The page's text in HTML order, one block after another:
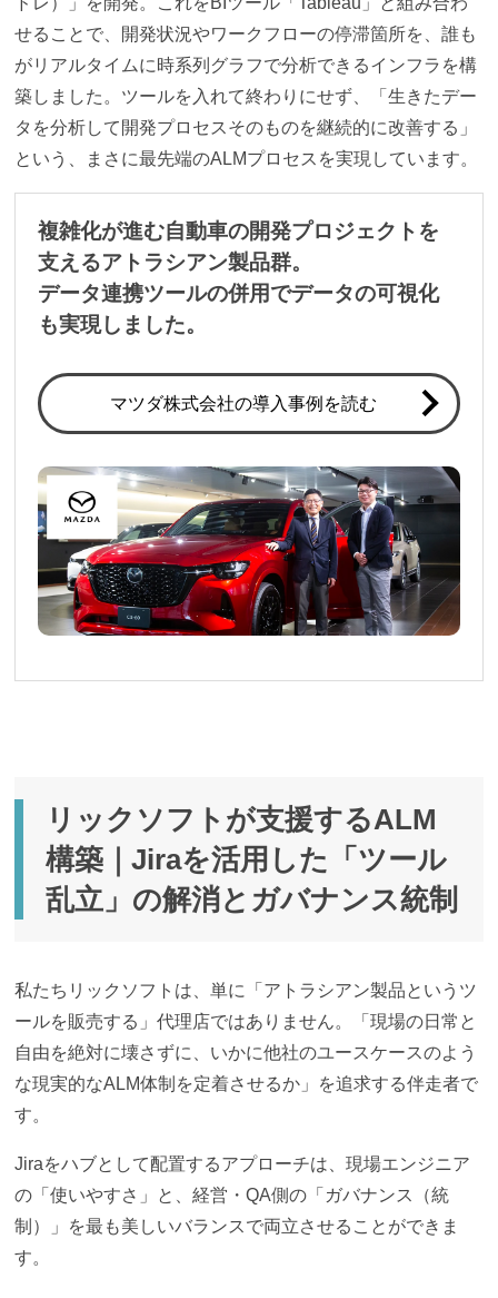
せることで、開発状況やワークフローの停滞箇所を、誰も
がリアルタイムに時系列グラフで分析できるインフラを構
築しました。ツールを入れて終わりにせず、「生きたデー
タを分析して開発プロセスそのものを継続的に改善する」
という、まさに最先端のALMプロセスを実現しています。
複雑化が進む自動車の開発プロジェクトを
支えるアトラシアン製品群。
データ連携ツールの併用でデータの可視化
も実現しました。
マツダ株式会社の導入事例を読む
リックソフトが支援するALM
構築｜Jiraを活用した「ツール
乱立」の解消とガバナンス統制
私たちリックソフトは、単に「アトラシアン製品というツ
ールを販売する」代理店ではありません。「現場の日常と
自由を絶対に壊さずに、いかに他社のユースケースのよう
な現実的なALM体制を定着させるか」を追求する伴走者で
す。
Jiraをハブとして配置するアプローチは、現場エンジニア
の「使いやすさ」と、経営・QA側の「ガバナンス（統
制）」を最も美しいバランスで両立させることができま
す。